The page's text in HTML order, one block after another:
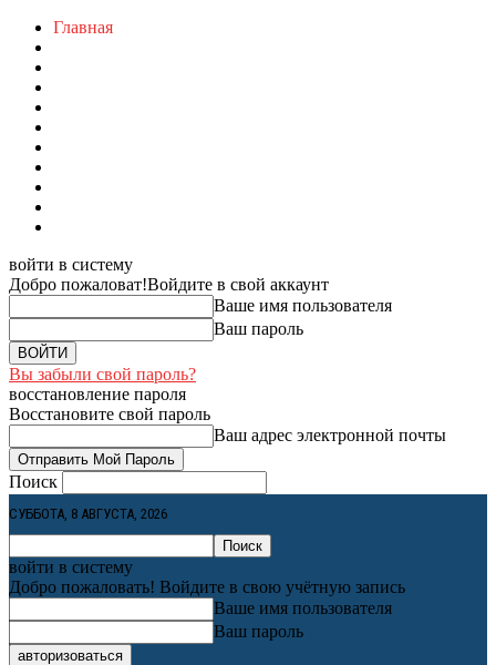
Главная
войти в систему
Добро пожаловат!Войдите в свой аккаунт
Ваше имя пользователя
Ваш пароль
Вы забыли свой пароль?
восстановление пароля
Восстановите свой пароль
Ваш адрес электронной почты
Поиск
СУББОТА, 8 АВГУСТА, 2026
войти в систему
Добро пожаловать! Войдите в свою учётную запись
Ваше имя пользователя
Ваш пароль